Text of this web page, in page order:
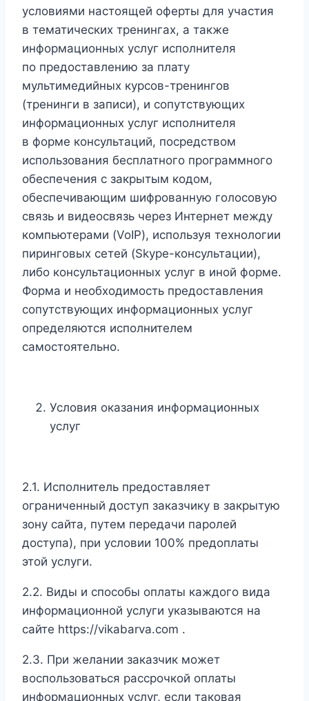
условиями настоящей оферты для участия
в тематических тренингах, а также
информационных услуг исполнителя
по предоставлению за плату
мультимедийных курсов-тренингов
(тренинги в записи), и сопутствующих
информационных услуг исполнителя
в форме консультаций, посредством
использования бесплатного программного
обеспечения с закрытым кодом,
обеспечивающим шифрованную голосовую
связь и видеосвязь через Интернет между
компьютерами (VoIP), используя технологии
пиринговых сетей (Skype-консультации),
либо консультационных услуг в иной форме.
Форма и необходимость предоставления
сопутствующих информационных услуг
определяются исполнителем
самостоятельно.
Условия оказания информационных
услуг
2.1. Исполнитель предоставляет
ограниченный доступ заказчику в закрытую
зону сайта, путем передачи паролей
доступа), при условии 100% предоплаты
этой услуги.
2.2. Виды и способы оплаты каждого вида
информационной услуги указываются на
сайте https://vikabarva.com .
2.3. При желании заказчик может
воспользоваться рассрочкой оплаты
информационных услуг, если таковая